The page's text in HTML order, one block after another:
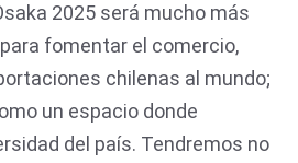
2025 será mucho más
fomentar el comercio,
chilenas al mundo;
un espacio donde
del país. Tendremos no